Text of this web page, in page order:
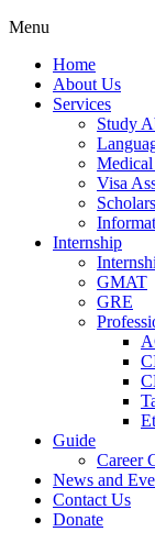
Menu
Home
About Us
Services
Study
Visa
Internship
GMAT
GRE
Guide
Career
News and
Contact Us
Donate